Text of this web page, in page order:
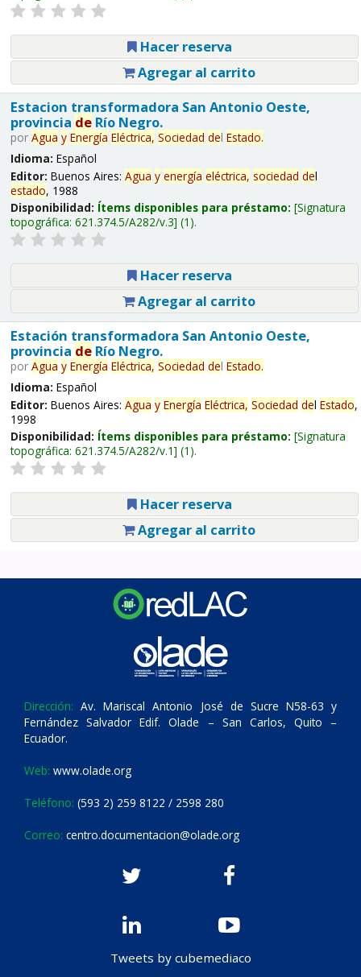
Hacer reserva
Agregar al carrito
Estacion transformadora San Antonio Oeste,
provincia deRío Negro.
por Agua y Energía Eléctrica, Sociedad del Estado.
Idioma: Español
Editor: Buenos Aires: Agua y energía eléctrica, sociedad del
estado, 1988
Disponibilidad: Ítems disponibles para préstamo: Signatura
topográfica: 621.374.5/A282/v.3 (1).
Hacer reserva
Agregar al carrito
Estación transformadora San Antonio Oeste,
provincia deRío Negro.
por Agua y Energía Eléctrica, Sociedad del Estado.
Idioma: Español
Editor: Buenos Aires: Agua y Energía Eléctrica, Sociedad del Estado,
1998
Disponibilidad: Ítems disponibles para préstamo: Signatura
topográfica: 621.374.5/A282/v.1 (1).
Hacer reserva
Agregar al carrito
Dirección: Av. Mariscal Antonio José de Sucre N58-63 y
Fernández Salvador Edif. Olade – San Carlos, Quito –
Ecuador.
Web: www.olade.org
Teléfono: (593 2) 259 8122 / 2598 280
Correo: centro.documentacion@olade.org
Tweets by cubemediaco